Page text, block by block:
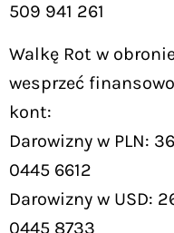
509 941 261
Walkę Rot w
wesprzeć
kont:
Darowizny w PLN:
0445 6612
Darowizny w USD:
0445 8733